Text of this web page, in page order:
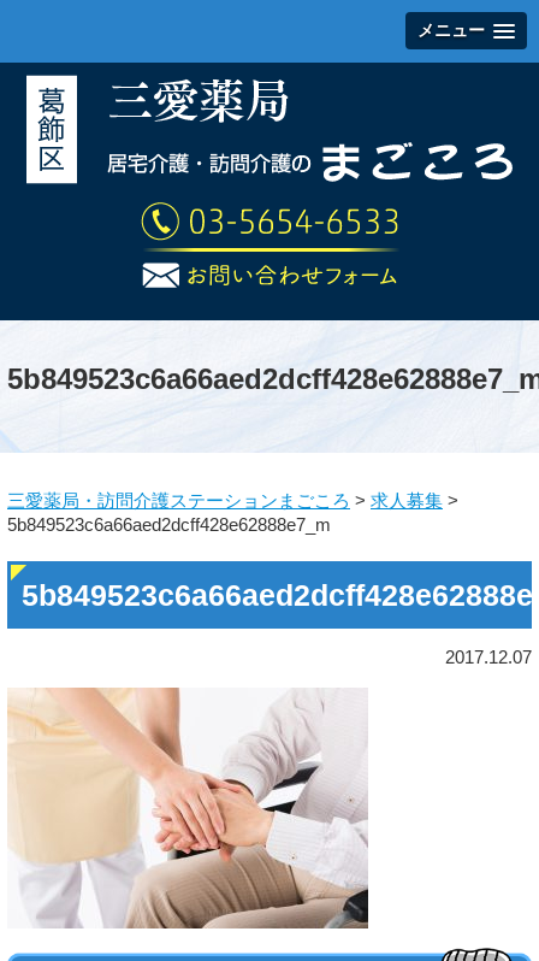
メニュー
三愛薬局・訪問介護ステーションまごころ > 求人募集 >
5b849523c6a66aed2dcff428e62888e7_m
2017.12.07